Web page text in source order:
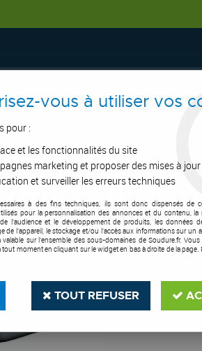
OUTILS DE COUPE
d'usure >Torche xFUME® Pro 36 - air
vous à utiliser vos
pour :
et les fonctionnalités du site
marketing et proposer des mises à
et surveiller les erreurs techniques
à des fins techniques, ils sont donc dispensés de
pour la personnalisation des annonces et du contenu,
l'audience et le développement de produits, les données
de l'appareil, le stockage et/ou l'accès aux informations sur un
sur l’ensemble des sous-domaines de Soudure.fr.
moment en cliquant sur le widget en bas à droite de la
TOUT REFUSER